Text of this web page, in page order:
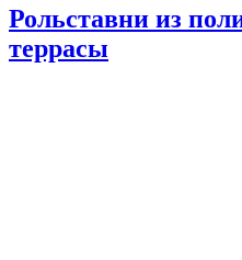
Рольставни из
террасы